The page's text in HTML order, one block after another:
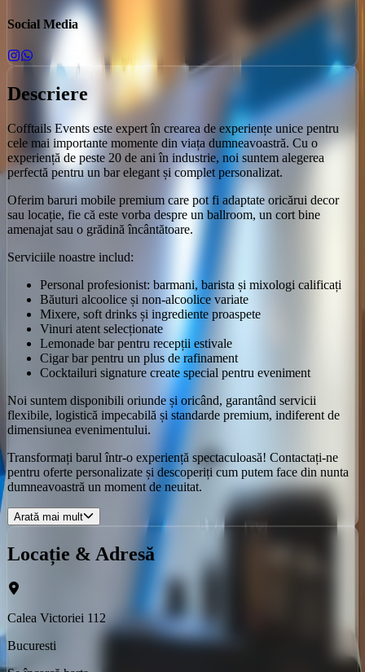
Social Media
Descriere
Cofftails Events este expert în crearea de experiențe unice pentru
cele mai importante momente din viața dumneavoastră. Cu o
experiență de peste 20 de ani în industrie, noi suntem alegerea
perfectă pentru un bar elegant și complet personalizat.
Oferim baruri mobile premium care pot fi adaptate oricărui decor
sau locație, fie că este vorba despre un ballroom, un cort bine
amenajat sau o grădină încântătoare.
Serviciile noastre includ:
Personal profesionist: barmani, barista și mixologi calificați
Băuturi alcoolice și non-alcoolice variate
Mixere, soft drinks și ingrediente proaspete
Vinuri atent selecționate
Lemonade barpentru recepții estivale
Cigar barpentru un plus de rafinament
Cocktailuri signature create special pentru eveniment
Noi suntem disponibili oriunde și oricând, garantând servicii
flexibile, logistică impecabilă și standarde premium, indiferent de
dimensiunea evenimentului.
Transformați barul într-o experiență spectaculoasă! Contactați-ne
pentru oferte personalizate și descoperiți cum putem face din nunta
dumneavoastră un moment de neuitat.
Arată mai mult
Locație & Adresă
Calea Victoriei 112
Bucuresti